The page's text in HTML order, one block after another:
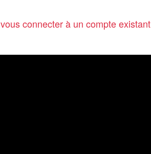
vous connecter à un compte existant